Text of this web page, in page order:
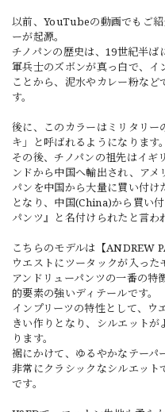
以前、YouTubeの動画でもご
ーが起源。
チノパンの歴史は、19世紀半
軍兵士のズボンが真っ白で、イ
ことから、泥水やカレー粉な
す。
後に、このカラーはミリタリ
キ」と呼ばれるようになります。
その後、チノパンの祖先はイギ
ンドから中国へ輸出され、アメ
パンを中国から大量に買い付け
となり、中国(China)から買い
パンツ』と名付けられたと言わ
こちらのモデルは【ANDREW
ウエストにツータックが入った
アンドリューパンツの一番の特
的要素の強いディテールです。
インプリーツの特性として、
きい作りとなり、シルエット
ります。
裾にかけて、ゆるやかなテーパ
非常にクラシックなシルエッ
です。